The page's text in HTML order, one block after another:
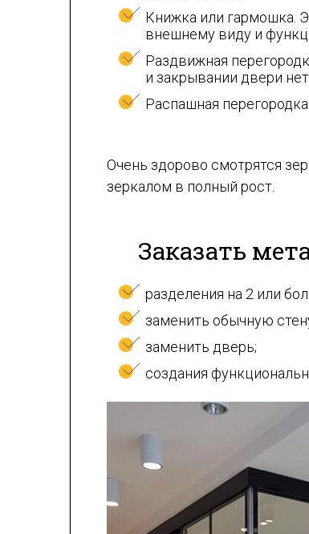
Книжка или гармошка.
внешнему виду и
Раздвижная
и закрывании двери
Распашная
Очень здорово смотрятся
зеркалом в полный рост.
Заказать
разделения на 2 или
заменить обычную
заменить дверь;
создания